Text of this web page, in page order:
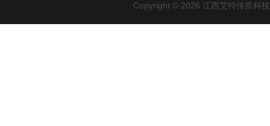
Copyright © 2026 江西艾特传质科